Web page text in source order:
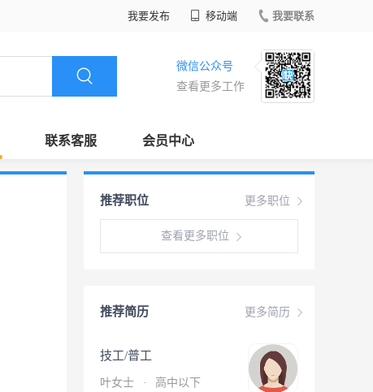
我要发布 移动端 我要联系
微信公众号
查看更多工作
联系客服 会员中心
更多职位
推荐职位
查看更多职位
更多简历
推荐简历
技工/普工
叶女士 · 高中以下